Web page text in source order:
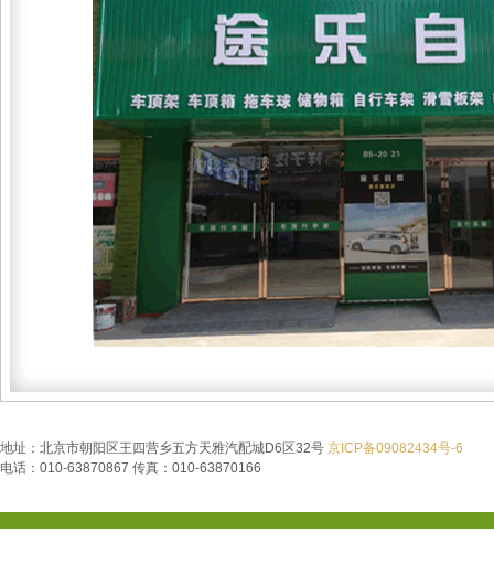
地址：北京市朝阳区王四营乡五方天雅汽配城D6区32号 京ICP备09082434号-6
电话：010-63870867 传真：010-63870166